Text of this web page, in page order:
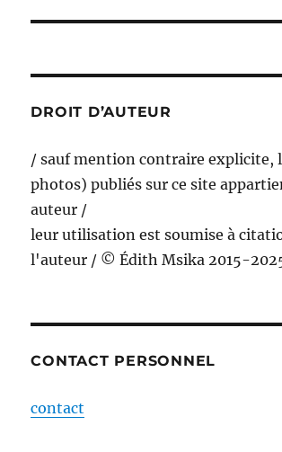
DROIT D’AUTEUR
/ sauf mention contraire explicite,
photos) publiés sur ce site
auteur /
leur utilisation est soumise à
l'auteur / © Édith Msika 2015-
CONTACT PERSONNEL
contact